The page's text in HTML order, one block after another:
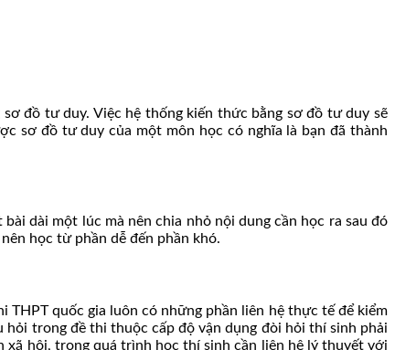
đồ tư duy. Việc hệ thống kiến thức bằng sơ đồ tư duy sẽ
sơ đồ tư duy của một môn học có nghĩa là bạn đã thành
dài một lúc mà nên chia nhỏ nội dung cần học ra sau đó
học từ phần dễ đến phần khó.
THPT quốc gia luôn có những phần liên hệ thực tế để kiểm
trong đề thi thuộc cấp độ vận dụng đòi hỏi thí sinh phải
xã hội, trong quá trình học thí sinh cần liên hệ lý thuyết với